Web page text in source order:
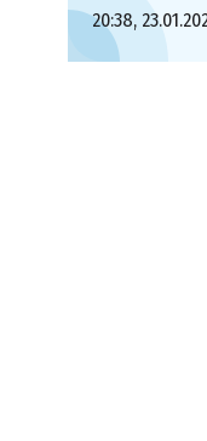
20:38,